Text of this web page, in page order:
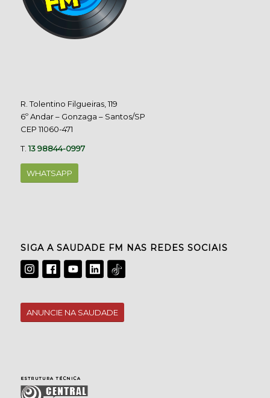
R. Tolentino Filgueiras, 119
6º Andar – Gonzaga – Santos/SP
CEP 11060-471
T.13 98844-0997
WHATSAPP
SIGA A SAUDADE FM NAS REDES SOCIAIS
ANUNCIE NA SAUDADE